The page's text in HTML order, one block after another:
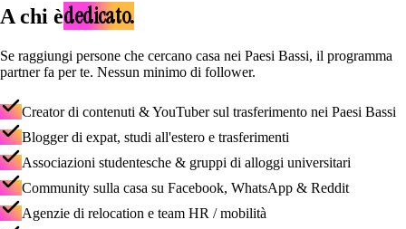
A chi èdedicato.
Se raggiungi persone che cercano casa nei Paesi Bassi, il programma
partner fa per te. Nessun minimo di follower.
Creator di contenuti & YouTuber sul trasferimento nei Paesi Bassi
Blogger di expat, studi all'estero e trasferimenti
Associazioni studentesche & gruppi di alloggi universitari
Community sulla casa su Facebook, WhatsApp & Reddit
Agenzie di relocation e team HR / mobilità